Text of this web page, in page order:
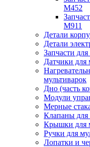
M452
M911
Детали
Детали
Запчасти
Датчики для
мультиварок
Дно (часть
Модули
Мерные
Клапаны для
Крышки для
Ручки для
Лопатки и